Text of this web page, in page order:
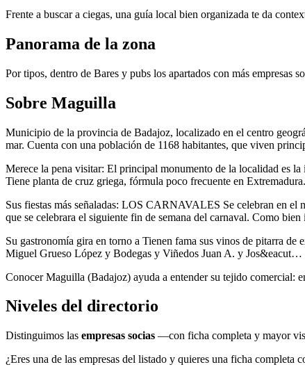
Frente a buscar a ciegas, una guía local bien organizada te da
Panorama de la zona
Por tipos, dentro de Bares y pubs los apartados con más empresas
Sobre Maguilla
Municipio de la provincia de Badajoz, localizado en el centro
mar. Cuenta con una población de 1168 habitantes, que viven
Merece la pena visitar: El principal monumento de la localidad es
Tiene planta de cruz griega, fórmula poco frecuente en
Sus fiestas más señaladas: LOS CARNAVALES Se celebran en el
que se celebrara el siguiente fin de semana del carnaval. Como
Su gastronomía gira en torno a Tienen fama sus vinos de pitarra de
Miguel Grueso López y Bodegas y Viñedos Juan A. y Jos&eacut…
Conocer Maguilla (Badajoz) ayuda a entender su tejido comercial:
Niveles del directorio
Distinguimos las empresas socias —con ficha completa y mayor
¿Eres una de las empresas del listado y quieres una ficha